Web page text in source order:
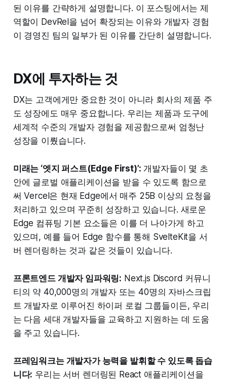
된 이유를 간략하게 설명합니다. 이 포스팅에서는 제
역할이 DevRel을 넘어 확장되는 이유와 개발자 경험
이 경영진 팀의 일부가 된 이유를 간단히 설명합니다.
DX에 투자하는 것
DX는 고객에게만 중요한 것이 아니라 회사의 제품 주
도 성장에도 매우 중요합니다. 우리는 제품과 도구에
세계적 수준의 개발자 경험을 제공함으로써 엄청난
성장을 이뤘습니다.
미래는 ‘엣지 퍼스트(Edge First)’: 개발자들이 몇 초
안에 글로벌 애플리케이션을 받을 수 있도록 함으로
써 Vercel은 현재 Edge에서 매주 25B 이상의 요청을
처리하고 있으며 꾸준히 성장하고 있습니다. 새로운
Edge 컴퓨팅 기본 요소들은 이를 더 나아가게 하고
있으며, 예를 들어 Edge 함수를 통해 SvelteKit을 서
버 렌더링하는 것과 같은 것들이 있습니다.
프론트엔드 개발자 임파워링: Next.js Discord 커뮤니
티의 약 40,000명의 개발자 또는 40명의 자바스크립
트 개발자로 이루어진 하이퍼 로컬 그룹들이든, 우리
는 다음 세대 개발자들을 교육하고 지원하는 데 도움
을 주고 있습니다.
프레임워크는 개발자가 능력을 발휘할 수 있도록 돕습
니다: 우리는 서버 렌더링된 React 애플리케이션을